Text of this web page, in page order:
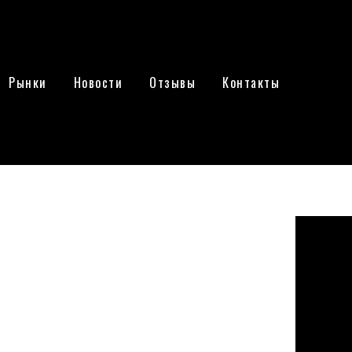
Рынки Новости Отзывы Контакты
за неделю
Signature
закрытие Signature Bank, причиной
финансов, Федеральная